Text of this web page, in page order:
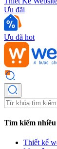
Ưu đãi
Ưu đã hot
Tìm kiếm
Thiết kế